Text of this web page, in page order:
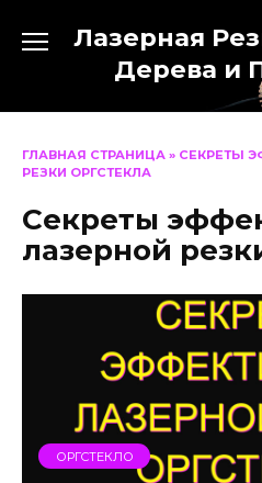
содержанию
Лазерная
Дерева и
ГЛАВНАЯ СТРАНИЦА » СЕКРЕТЫ
РЕЗКИ ОРГСТЕКЛА
Секреты
лазерной
ОРГСТЕКЛО